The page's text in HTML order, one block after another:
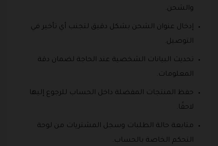
والشحن.
إدخال عنوان الشحن بشكل دقيق لتجنب أي تأخير في
التوصيل.
تحديث البيانات الشخصية عند الحاجة لضمان دقة
المعلومات.
حفظ المنتجات المفضلة داخل الحساب للرجوع إليها
لاحقًا.
متابعة حالة الطلبات وسجل المشتريات من لوحة
التحكم الخاصة بالحساب.